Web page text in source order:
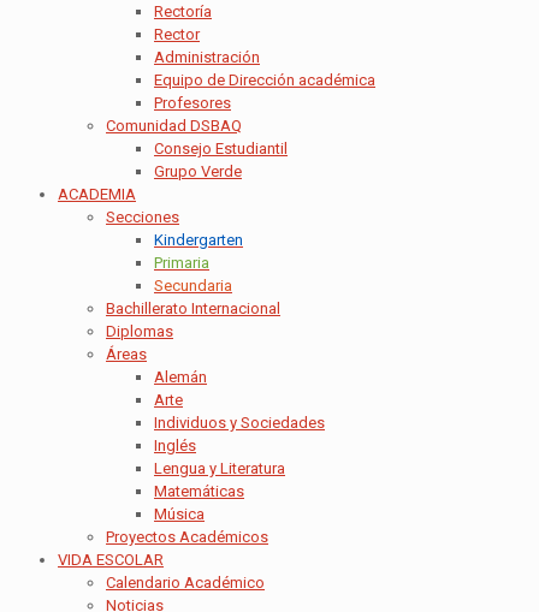
Rectoría
Rector
Administración
Equipo de Dirección académica
Profesores
Comunidad DSBAQ
Consejo Estudiantil
Grupo Verde
ACADEMIA
Secciones
Kindergarten
Primaria
Secundaria
Bachillerato Internacional
Diplomas
Áreas
Alemán
Arte
Individuos y Sociedades
Inglés
Lengua y Literatura
Matemáticas
Música
Proyectos Académicos
VIDA ESCOLAR
Calendario Académico
Noticias